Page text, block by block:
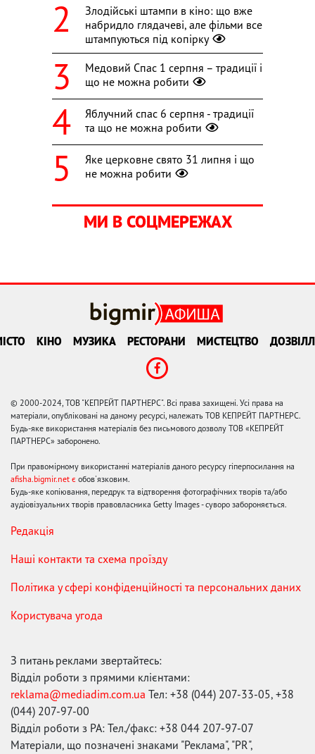
Злодійські штампи в кіно: що вже
набридло глядачеві, але фільми все
штампуються під копірку
Медовий Спас 1 серпня – традиції і
що не можна робити
Яблучний спас 6 серпня - традиції
та що не можна робити
Яке церковне свято 31 липня і що
не можна робити
МИ В СОЦМЕРЕЖАХ
КІНО МУЗИКА РЕСТОРАНИ МИСТЕЦТВО
© 2000-2024, ТОВ "КЕПРЕЙТ ПАРТНЕРС". Всі права захищені. Усі права на
матеріали, опубліковані на даному ресурсі, належать ТОВ КЕПРЕЙТ ПАРТНЕРС.
Будь-яке використання матеріалів без письмового дозволу ТОВ «КЕПРЕЙТ
ПАРТНЕРС» заборонено.
При правомірному використанні матеріалів даного ресурсу гіперпосилання на
afisha.bigmir.net є обов'язковим.
Будь-яке копіювання, передрук та відтворення фотографічних творів та/або
аудіовізуальних творів правовласника Getty Images - суворо забороняється.
Редакція
Наші контакти та схема проїзду
Політика у сфері конфіденційності та персональних даних
Користувача угода
З питань реклами звертайтесь:
Відділ роботи з прямими клієнтами:
reklama@mediadim.com.ua Тел: +38 (044) 207-33-05, +38
(044) 207-97-00
Відділ роботи з РА: Тел./факс: +38 044 207-97-07
Матеріали, що позначені знаками "Реклама", "PR",